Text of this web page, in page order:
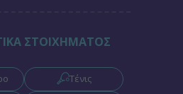
ΣΤΟΙΧΗΜΑΤΟΣ
Τένις